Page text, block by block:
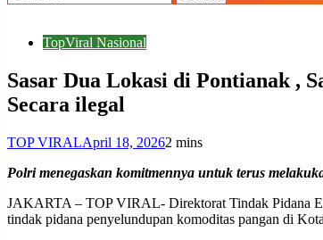
TopViral Nasional
Sasar Dua Lokasi di Pontianak ,
Secara ilegal
TOP VIRALApril 18, 20262 mins
Polri menegaskan komitmennya untuk terus
JAKARTA – TOP VIRAL- Direktorat Tindak Pidana
tindak pidana penyelundupan komoditas pangan di